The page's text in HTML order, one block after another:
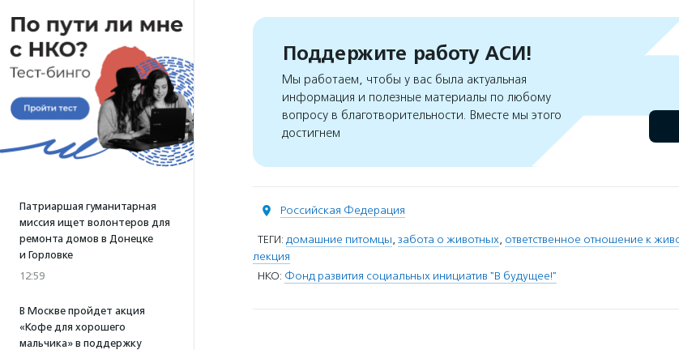
Патриаршая гуманитарная
миссия ищет волонтеров для
ремонта домов в Донецке
и Горловке
12:59
В Москве пройдет акция
«Кофе для хорошего
мальчика» в поддержку
Поддержите работу АСИ!
Мы работаем, чтобы у вас была актуальная
информация и полезные материалы по любому
вопросу в благотворительности. Вместе мы этого
достигнем
Российская Федерация
ТЕГИ: домашние питомцы, забота о животных, ответственное отношение к
лекция
НКО: Фонд развития социальных инициатив "В будущее!"